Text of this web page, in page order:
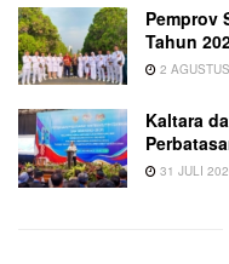
Pemprov
Tahun
2
Kaltara
31 JULI